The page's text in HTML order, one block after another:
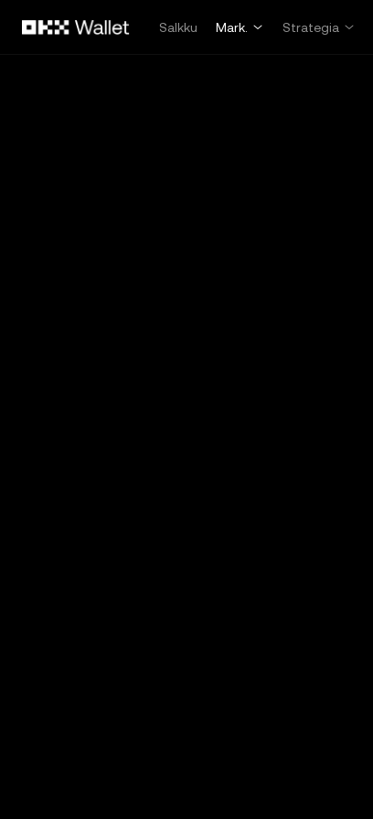
Salkku
Mark. Strategia